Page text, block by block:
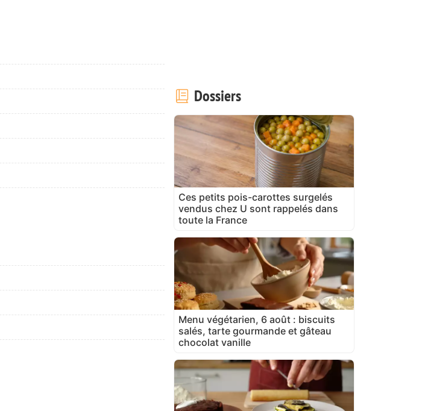
Dossiers
Ces petits pois-carottes surgelés
vendus chez U sont rappelés dans
toute la France
Menu végétarien, 6 août : biscuits
salés, tarte gourmande et gâteau
chocolat vanille